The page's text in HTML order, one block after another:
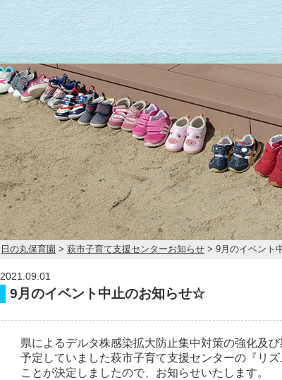
日の丸保育園 > 萩市子育て支援センターお知らせ > 9月のイベント
2021.09.01
9月のイベント中止のお知らせ☆
県によるデルタ株感染拡大防止集中対策の強化及
予定していました萩市子育て支援センターの『リ
ことが決定しましたので、お知らせいたします。